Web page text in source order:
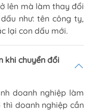
lên mà làm thay đổi
như: tên công ty,
lại con dấu mới.
khi chuyển đổi
doanh nghiệp làm
doanh nghiệp cần